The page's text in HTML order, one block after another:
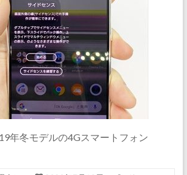
年冬モデルの4Gスマートフォン